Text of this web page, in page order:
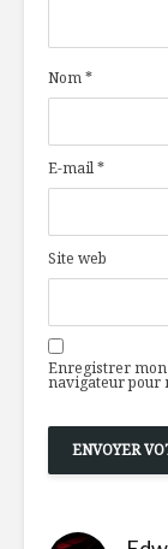
Nom*
E-mail*
Site web
Enregistrer mon
navigateur pour